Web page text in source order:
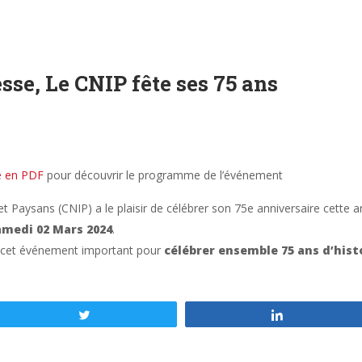
Le CNIP fête ses 75 ans
en PDFpour découvrir le programme de l’événement
Paysans (CNIP) a le plaisir de célébrer son 75e anniversaire cette
02 Mars 2024.
événement important pour célébrer ensemble 75 ans